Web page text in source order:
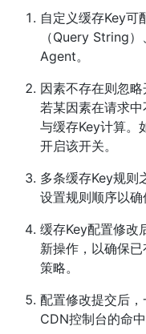
自定义缓存Key可
（Query String
Agent。
因素不存在则忽
若某因素在请求
与缓存Key计算。
开启该开关。
多条缓存Key规则
设置规则顺序以确
缓存Key配置修改
新操作，以确保
策略。
配置修改提交后
CDN控制台的命